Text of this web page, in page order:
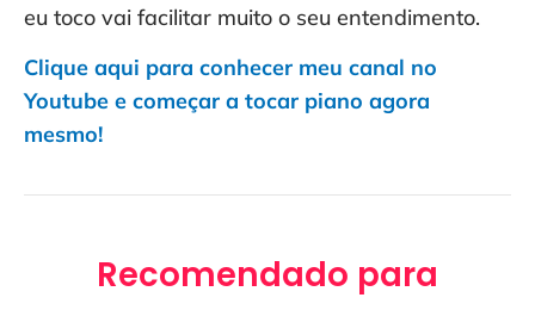
eu toco vai facilitar muito o seu entendimento.
Clique aqui para conhecer meu canal no
Youtube e começar a tocar piano agora
mesmo!
Recomendado para